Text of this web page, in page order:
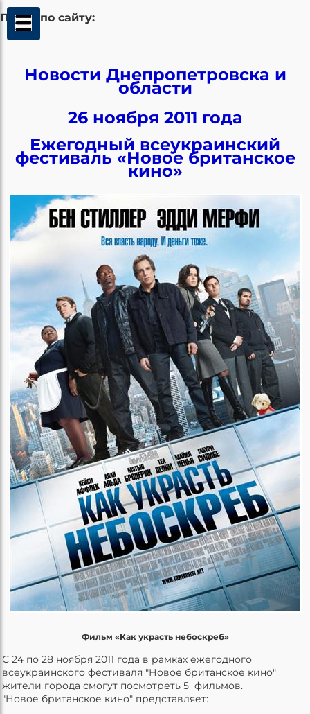
Поиск по сайту:
Новости Днепропетровска и
области
26 ноября 2011 года
Ежегодный всеукраинский
фестиваль «Новое британское
кино»
Фильм «Как украсть небоскреб»
С 24 по 28 ноября 2011 года в рамках ежегодного
всеукраинского фестиваля "Новое британское кино"
жители города смогут посмотреть 5 фильмов.
"Новое британское кино" представляет: